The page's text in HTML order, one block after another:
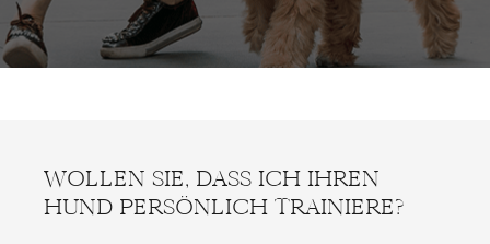
WOLLEN SIE, DASS ICH IHREN
HUND PERSÖNLICH TRAINIERE?